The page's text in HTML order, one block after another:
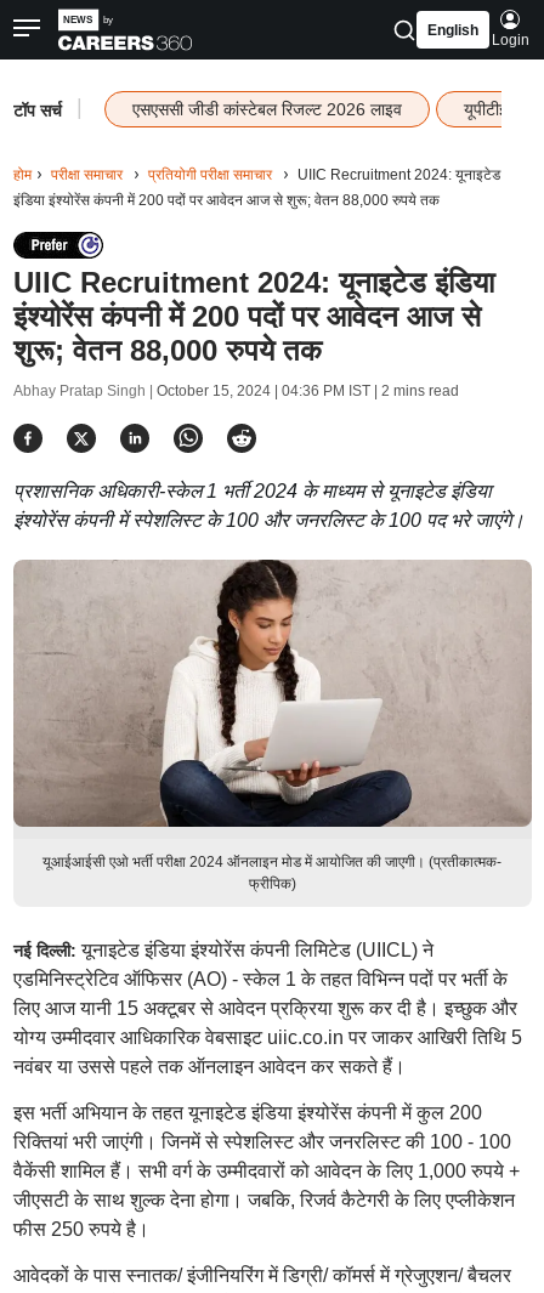
English
Login
टॉप सर्च एसएससी जीडी कांस्टेबल रिजल्ट 2026 लाइव यूपीटीईटी
होम परीक्षा समाचार प्रतियोगी परीक्षा समाचार
UIIC Recruitment 2024: यूनाइटेड
इंडिया इंश्योरेंस कंपनी में 200 पदों पर आवेदन आज से शुरू; वेतन 88,000 रुपये तक
UIIC Recruitment 2024: यूनाइटेड इंडिया
इंश्योरेंस कंपनी में 200 पदों पर आवेदन आज से
शुरू; वेतन 88,000 रुपये तक
Abhay Pratap Singh | October 15, 2024 | 04:36 PM IST| 2 mins read
प्रशासनिक अधिकारी-स्केल 1 भर्ती 2024 के माध्यम से यूनाइटेड इंडिया
इंश्योरेंस कंपनी में स्पेशलिस्ट के 100 और जनरलिस्ट के 100 पद भरे जाएंगे।
यूआईआईसी एओ भर्ती परीक्षा 2024 ऑनलाइन मोड में आयोजित की जाएगी। (प्रतीकात्मक-
फ्रीपिक)
नई दिल्ली:यूनाइटेड इंडिया इंश्योरेंस कंपनी लिमिटेड (UIICL) ने
एडमिनिस्ट्रेटिव ऑफिसर (AO) - स्केल 1 के तहत विभिन्न पदों पर भर्ती के
लिए आज यानी 15 अक्टूबर से आवेदन प्रक्रिया शुरू कर दी है। इच्छुक और
योग्य उम्मीदवार आधिकारिक वेबसाइट uiic.co.in पर जाकर आखिरी तिथि 5
नवंबर या उससे पहले तक ऑनलाइन आवेदन कर सकते हैं।
इस भर्ती अभियान के तहत यूनाइटेड इंडिया इंश्योरेंस कंपनी में कुल 200
रिक्तियां भरी जाएंगी। जिनमें से स्पेशलिस्ट और जनरलिस्ट की 100 - 100
वैकेंसी शामिल हैं। सभी वर्ग के उम्मीदवारों को आवेदन के लिए 1,000 रुपये +
जीएसटी के साथ शुल्क देना होगा। जबकि, रिजर्व कैटेगरी के लिए एप्लीकेशन
फीस 250 रुपये है।
आवेदकों के पास स्नातक/ इंजीनियरिंग में डिग्री/ कॉमर्स में ग्रेजुएशन/ बैचलर